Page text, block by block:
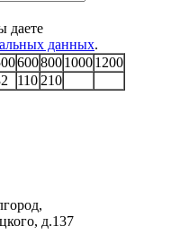
даете
данных.
60080010001200
110 210
д.137